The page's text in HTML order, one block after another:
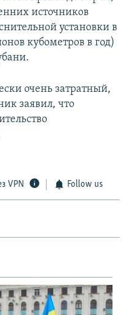
источников
установки в
кубометров в год)
очень затратный,
заявил, что
VPN Follow us